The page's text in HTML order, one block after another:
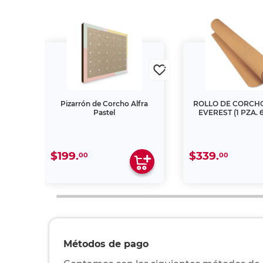
Pizarrón de Corcho Alfra
Pastel
$199.00
ROLLO DE
$339.00
Métodos de pago